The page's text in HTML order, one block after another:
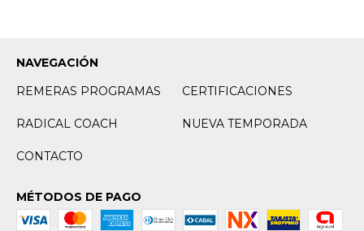
NAVEGACIÓN
REMERAS PROGRAMAS
CERTIFICACIONES
RADICAL COACH NUEVA TEMPORADA
CONTACTO
MÉTODOS DE PAGO